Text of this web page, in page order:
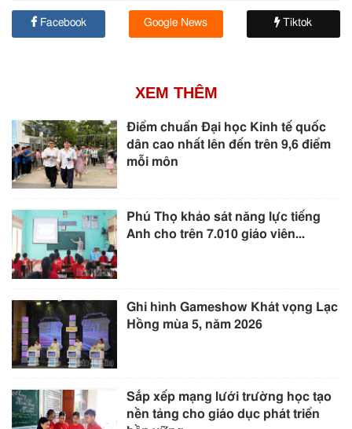
Facebook Google News Tiktok
XEM THÊM
Điểm chuẩn Đại học Kinh tế quốc
dân cao nhất lên đến trên 9,6 điểm
mỗi môn
Phú Thọ khảo sát năng lực tiếng
Anh cho trên 7.010 giáo viên...
Ghi hình Gameshow Khát vọng Lạc
Hồng mùa 5, năm 2026
Sắp xếp mạng lưới trường học tạo
nền tảng cho giáo dục phát triển